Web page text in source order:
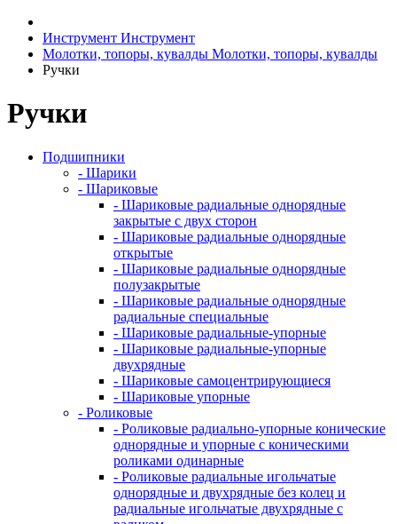
Инструмент Инструмент
Молотки, топоры, кувалды Молотки, топоры, кувалды
Ручки
Ручки
Подшипники
- Шарики
- Шариковые
- Шариковые радиальные однорядные
закрытые с двух сторон
- Шариковые радиальные однорядные
открытые
- Шариковые радиальные однорядные
полузакрытые
- Шариковые радиальные однорядные
радиальные специальные
- Шариковые радиальные-упорные
- Шариковые радиальные-упорные
двухрядные
- Шариковые самоцентрирующиеся
- Шариковые упорные
- Роликовые
- Роликовые радиально-упорные конические
однорядные и упорные с коническими
роликами одинарные
- Роликовые радиальные игольчатые
однорядные и двухрядные без колец и
радиальные игольчатые двухрядные с